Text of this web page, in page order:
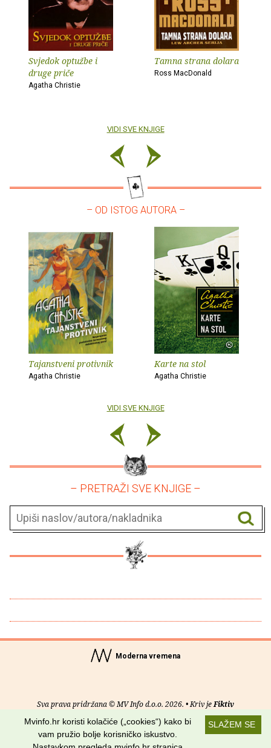
Svjedok optužbe i
druge priče
Agatha Christie
Tamna strana dolara
Ross MacDonald
VIDI SVE KNJIGE
– OD ISTOG AUTORA –
Tajanstveni protivnik
Agatha Christie
Karte na stol
Agatha Christie
VIDI SVE KNJIGE
– PRETRAŽI SVE KNJIGE –
Moderna vremena
Sva prava pridržana © MV Info d.o.o. 2026. • Kriv jeFiktiv
O nama• Pomoć• Uvjeti korištenja•RSS kanaliSLAŽEM SE
Mvinfo.hr koristi kolačiće („cookies“) kako bi
vam pružio bolje korisničko iskustvo.